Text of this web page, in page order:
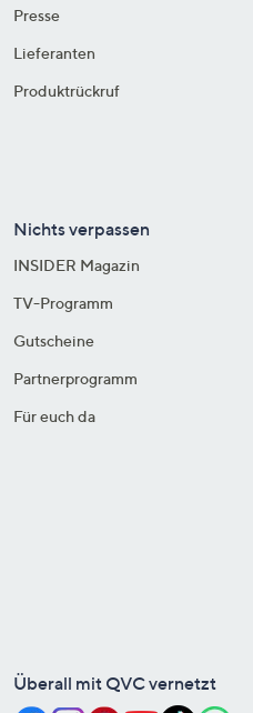
Presse
Lieferanten
Produktrückruf
Nichts verpassen
INSIDER Magazin
TV-Programm
Gutscheine
Partnerprogramm
Für euch da
Überall mit QVC vernetzt